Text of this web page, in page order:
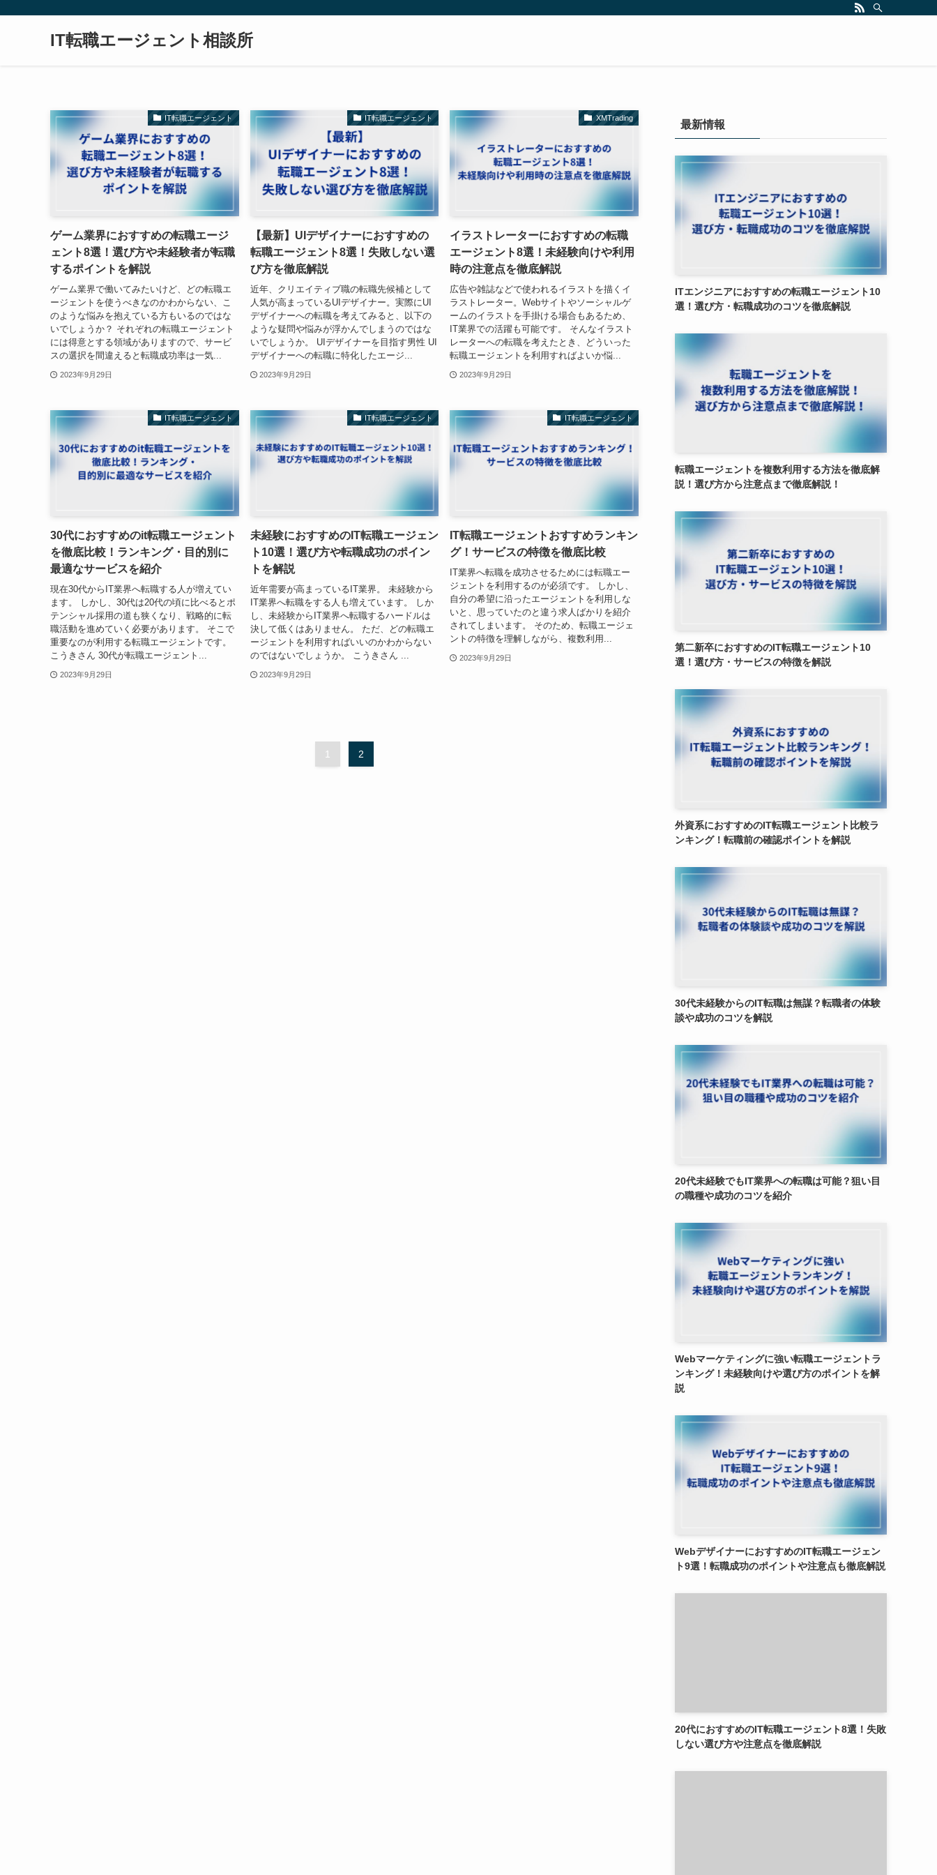
IT転職エージェント相談所
IT転職エージェント
ゲーム業界におすすめの転職エージ
ェント8選！選び方や未経験者が転職
するポイントを解説
ゲーム業界で働いてみたいけど、どの転職エ
ージェントを使うべきなのかわからない、こ
のような悩みを抱えている方もいるのではな
いでしょうか？ それぞれの転職エージェント
には得意とする領域がありますので、サービ
スの選択を間違えると転職成功率は一気...
2023年9月29日
IT転職エージェント
【最新】UIデザイナーにおすすめの
転職エージェント8選！失敗しない選
び方を徹底解説
近年、クリエイティブ職の転職先候補として
人気が高まっているUIデザイナー。実際にUI
デザイナーへの転職を考えてみると、以下の
ような疑問や悩みが浮かんでしまうのではな
いでしょうか。 UIデザイナーを目指す男性 UI
デザイナーへの転職に特化したエージ...
2023年9月29日
XMTrading
イラストレーターにおすすめの転職
エージェント8選！未経験向けや利用
時の注意点を徹底解説
広告や雑誌などで使われるイラストを描くイ
ラストレーター。Webサイトやソーシャルゲ
ームのイラストを手掛ける場合もあるため、
IT業界での活躍も可能です。 そんなイラスト
レーターへの転職を考えたとき、どういった
転職エージェントを利用すればよいか悩...
2023年9月29日
IT転職エージェント
30代におすすめのit転職エージェント
を徹底比較！ランキング・目的別に
最適なサービスを紹介
現在30代からIT業界へ転職する人が増えてい
ます。 しかし、30代は20代の頃に比べるとポ
テンシャル採用の道も狭くなり、戦略的に転
職活動を進めていく必要があります。 そこで
重要なのが利用する転職エージェントです。
こうきさん 30代が転職エージェント...
2023年9月29日
IT転職エージェント
未経験におすすめのIT転職エージェン
ト10選！選び方や転職成功のポイン
トを解説
近年需要が高まっているIT業界。 未経験から
IT業界へ転職をする人も増えています。 しか
し、未経験からIT業界へ転職するハードルは
決して低くはありません。 ただ、どの転職エ
ージェントを利用すればいいのかわからない
のではないでしょうか。 こうきさん ...
2023年9月29日
IT転職エージェント
IT転職エージェントおすすめランキン
グ！サービスの特徴を徹底比較
IT業界へ転職を成功させるためには転職エー
ジェントを利用するのが必須です。 しかし、
自分の希望に沿ったエージェントを利用しな
いと、思っていたのと違う求人ばかりを紹介
されてしまいます。 そのため、転職エージェ
ントの特徴を理解しながら、複数利用...
2023年9月29日
1 2
最新情報
ITエンジニアにおすすめの転職エージェント10
選！選び方・転職成功のコツを徹底解説
転職エージェントを複数利用する方法を徹底解
説！選び方から注意点まで徹底解説！
第二新卒におすすめのIT転職エージェント10
選！選び方・サービスの特徴を解説
外資系におすすめのIT転職エージェント比較ラ
ンキング！転職前の確認ポイントを解説
30代未経験からのIT転職は無謀？転職者の体験
談や成功のコツを解説
20代未経験でもIT業界への転職は可能？狙い目
の職種や成功のコツを紹介
Webマーケティングに強い転職エージェントラ
ンキング！未経験向けや選び方のポイントを解
説
WebデザイナーにおすすめのIT転職エージェン
ト9選！転職成功のポイントや注意点も徹底解説
20代におすすめのIT転職エージェント8選！失敗
しない選び方や注意点を徹底解説